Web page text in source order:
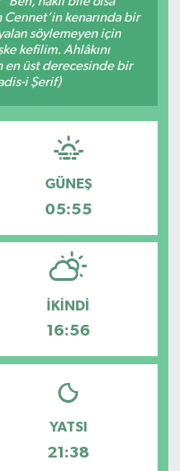
Cennet’in kenarında bir
söylemeyen için
kefilim. Ahlâkını
en üst derecesinde bir
i Şerif)
GÜNEŞ
05:55
İKINDI
16:56
YATSI
21:38